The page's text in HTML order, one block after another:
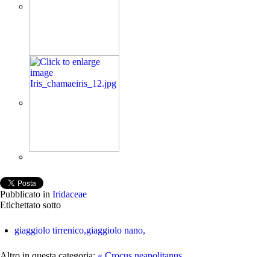
Pubblicato in Iridaceae
Etichettato sotto
giaggiolo tirrenico,giaggiolo nano,